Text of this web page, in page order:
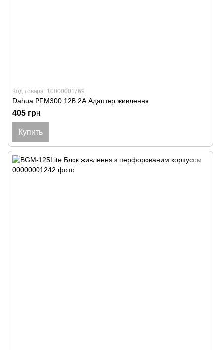
Код товара: 10000001769
Dahua PFM300 12В 2А Адаптер живлення
405 грн
Купить